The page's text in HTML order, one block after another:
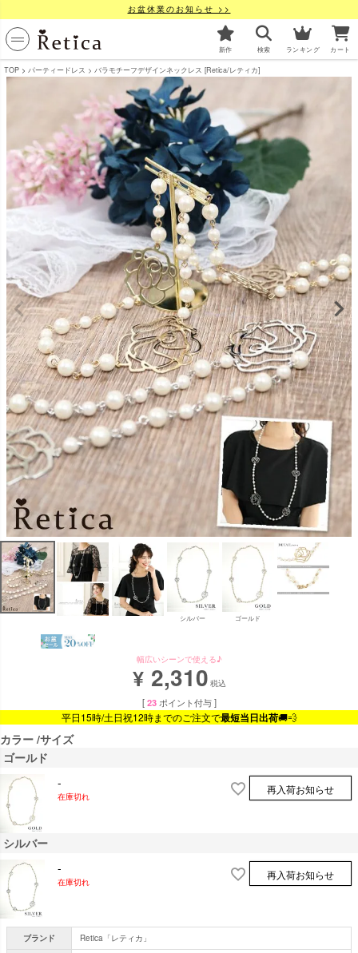
お盆休業のお知らせ >>
新作 検索 ランキング カート
TOP パーティードレス バラモチーフデザインネックレス [Retica/レティカ]
シルバー ゴールド
幅広いシーンで使える♪
¥ 2,310 税込
[ 23 ポイント付与 ]
平日15時/土日祝12時までのご注文で最短当日出荷🚚💨
カラー サイズ
ゴールド
-
在庫切れ
再入荷お知らせ
シルバー
-
在庫切れ
再入荷お知らせ
ブランド
Retica「レティカ」